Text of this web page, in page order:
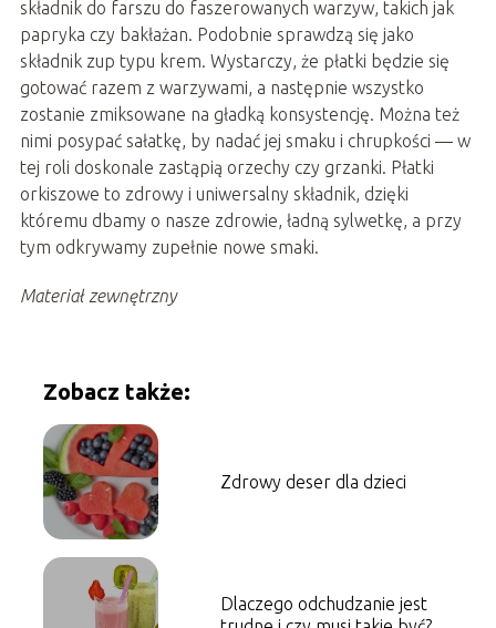
składnik do farszu do faszerowanych warzyw, takich jak
papryka czy bakłażan. Podobnie sprawdzą się jako
składnik zup typu krem. Wystarczy, że płatki będzie się
gotować razem z warzywami, a następnie wszystko
zostanie zmiksowane na gładką konsystencję. Można też
nimi posypać sałatkę, by nadać jej smaku i chrupkości — w
tej roli doskonale zastąpią orzechy czy grzanki. Płatki
orkiszowe to zdrowy i uniwersalny składnik, dzięki
któremu dbamy o nasze zdrowie, ładną sylwetkę, a przy
tym odkrywamy zupełnie nowe smaki.
Materiał zewnętrzny
Zobacz także:
Zdrowy deser dla dzieci
Dlaczego odchudzanie jest